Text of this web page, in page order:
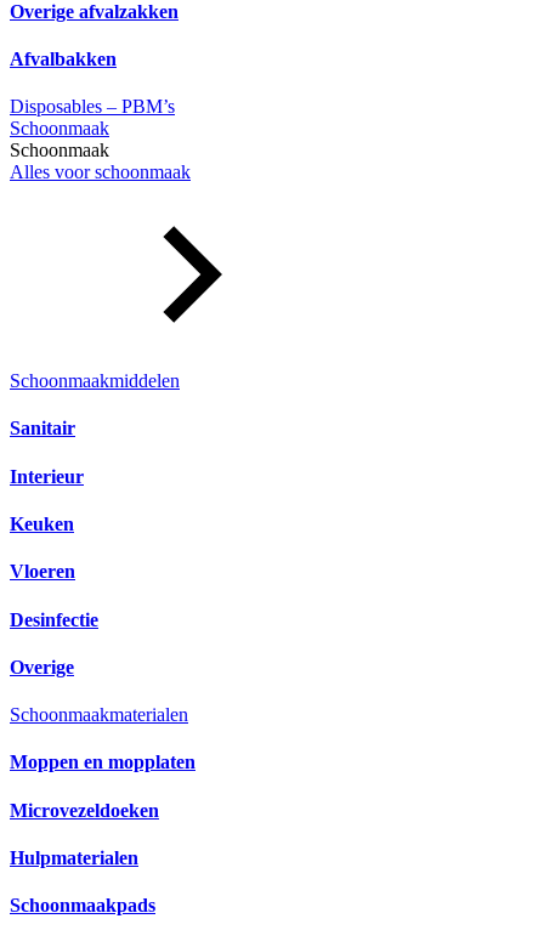
Overige afvalzakken
Afvalbakken
Disposables – PBM’s
Schoonmaak
Schoonmaak
Alles voor schoonmaak
Schoonmaakmiddelen
Sanitair
Interieur
Keuken
Vloeren
Desinfectie
Overige
Schoonmaakmaterialen
Moppen en mopplaten
Microvezeldoeken
Hulpmaterialen
Schoonmaakpads